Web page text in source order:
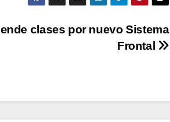
clases por nuevo Sistema
Frontal